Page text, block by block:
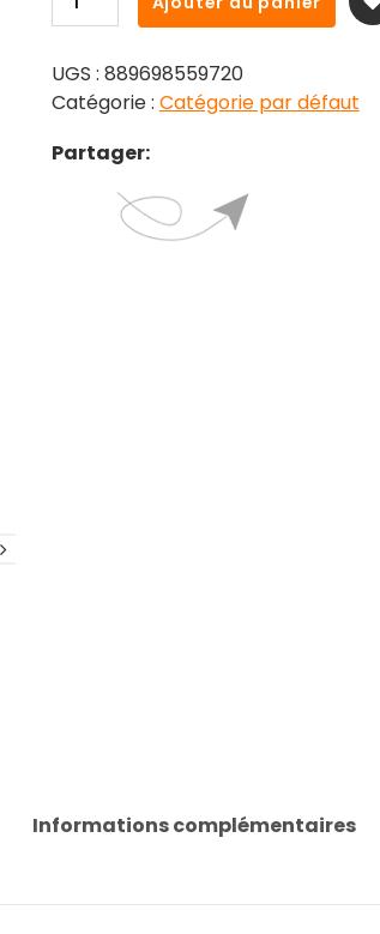
de
figure
Disney
Princess
Rapunzel
UGS : 889698559720
Catégorie : Catégorie par défaut
Partager:
Informations complémentaires